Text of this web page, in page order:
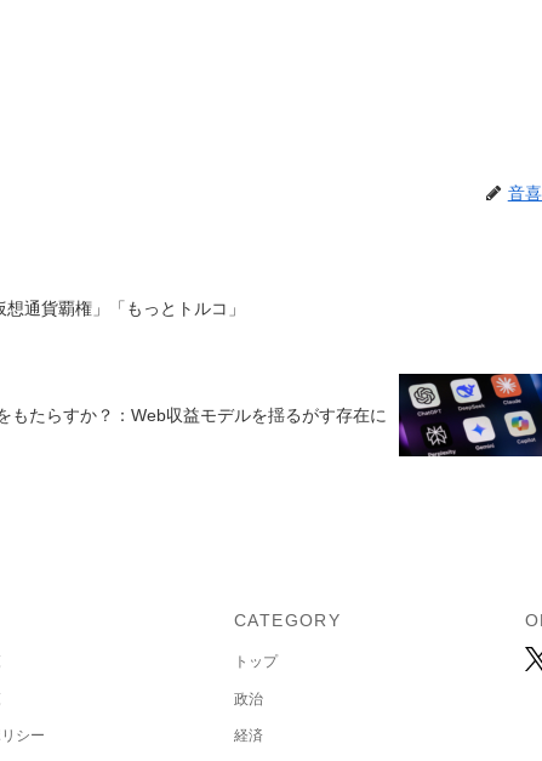
音
通貨覇権」「もっとトルコ」
もたらすか？：Web収益モデルを揺るがす存在に
シー
CATEGORY
トップ
政治
経済